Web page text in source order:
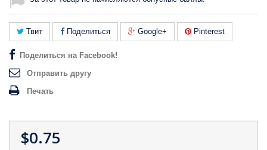
Твит Поделиться Google+ Pinterest
Поделиться на Facebook!
Отправить другу
Печать
$0.75